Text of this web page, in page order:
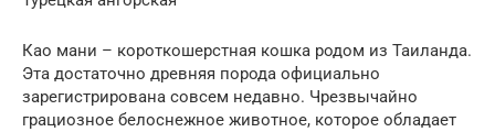
Као мани – короткошерстная кошка родом из Таиланда.
Эта достаточно древняя порода официально
зарегистрирована совсем недавно. Чрезвычайно
грациозное белоснежное животное, которое обладает